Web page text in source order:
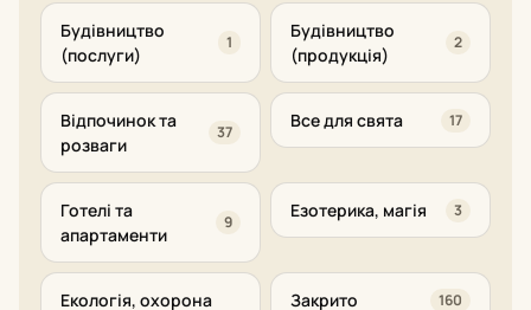
Будівництво
(послуги)
1
Будівництво
(продукція)
2
Відпочинок та
розваги
37
Все для свята 17
Готелі та
апартаменти
9
Езотерика, магія 3
Екологія, охорона
Закрито 160